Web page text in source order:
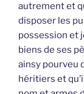
autrement et
disposer les
possession et
biens de ses
ainsy pourveu
héritiers et